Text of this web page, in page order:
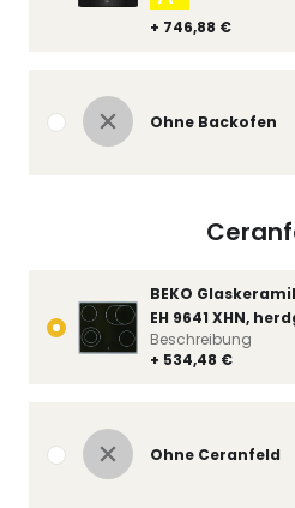
+ 746,88 €
Ohne Backofen
BEKO
EH 9641 XHN,
+ 534,48 €
Beschreibung
Ohne Ceranfeld